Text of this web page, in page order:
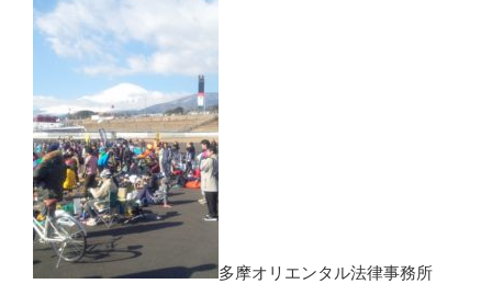
多摩オリエンタル法律事務所